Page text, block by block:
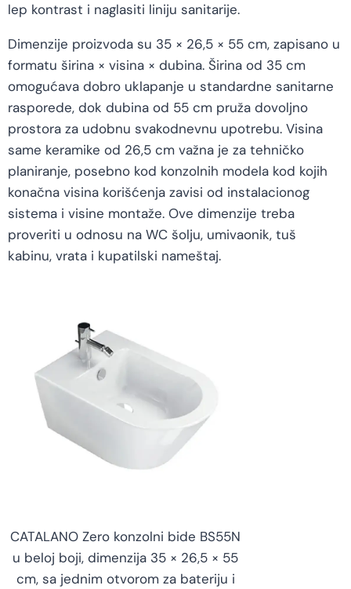
lep kontrast i naglasiti liniju sanitarije.
Dimenzije proizvoda su 35 × 26,5 × 55 cm, zapisano u
formatu širina × visina × dubina. Širina od 35 cm
omogućava dobro uklapanje u standardne sanitarne
rasporede, dok dubina od 55 cm pruža dovoljno
prostora za udobnu svakodnevnu upotrebu. Visina
same keramike od 26,5 cm važna je za tehničko
planiranje, posebno kod konzolnih modela kod kojih
konačna visina korišćenja zavisi od instalacionog
sistema i visine montaže. Ove dimenzije treba
proveriti u odnosu na WC šolju, umivaonik, tuš
kabinu, vrata i kupatilski nameštaj.
CATALANO Zero konzolni bide BS55N
u beloj boji, dimenzija 35 × 26,5 × 55
cm, sa jednim otvorom za bateriju i